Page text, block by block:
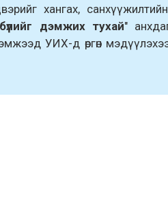
хангах,
дэмжих тухай"
УИХ-д өргөн